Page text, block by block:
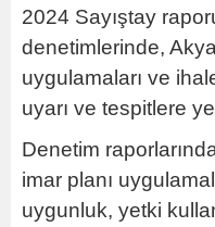
2024 Sayıştay
denetimlerinde,
uygulamaları ve
uyarı ve tespitlere
Denetim
imar planı
uygunluk, yetki